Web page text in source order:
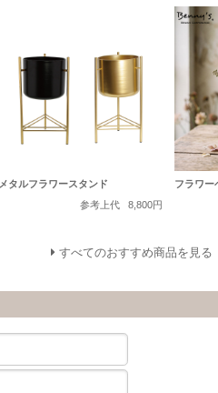
メタルフラワースタンド
参考上代
8,800円
フラワー
すべてのおすすめ商品を見る